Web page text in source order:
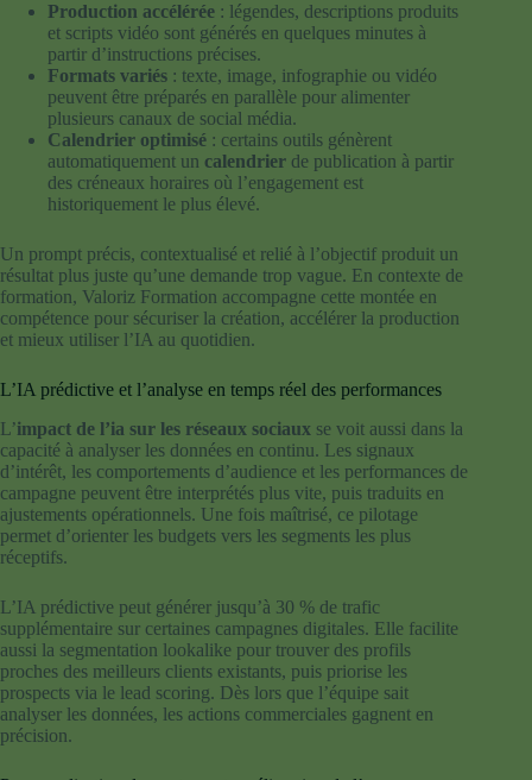
Production accélérée : légendes, descriptions produits
et scripts vidéo sont générés en quelques minutes à
partir d’instructions précises.
Formats variés : texte, image, infographie ou vidéo
peuvent être préparés en parallèle pour alimenter
plusieurs canaux de social média.
Calendrier optimisé : certains outils génèrent
automatiquement un calendrier de publication à partir
des créneaux horaires où l’engagement est
historiquement le plus élevé.
Un prompt précis, contextualisé et relié à l’objectif produit un
résultat plus juste qu’une demande trop vague. En contexte de
formation, Valoriz Formation accompagne cette montée en
compétence pour sécuriser la création, accélérer la production
et mieux utiliser l’IA au quotidien.
L’IA prédictive et l’analyse en temps réel des performances
L’impact de l’ia sur les réseaux sociaux se voit aussi dans la
capacité à analyser les données en continu. Les signaux
d’intérêt, les comportements d’audience et les performances de
campagne peuvent être interprétés plus vite, puis traduits en
ajustements opérationnels. Une fois maîtrisé, ce pilotage
permet d’orienter les budgets vers les segments les plus
réceptifs.
L’IA prédictive peut générer jusqu’à 30 % de trafic
supplémentaire sur certaines campagnes digitales. Elle facilite
aussi la segmentation lookalike pour trouver des profils
proches des meilleurs clients existants, puis priorise les
prospects via le lead scoring. Dès lors que l’équipe sait
analyser les données, les actions commerciales gagnent en
précision.